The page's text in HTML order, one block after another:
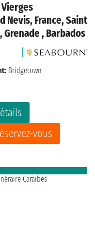
Nevis, France, Saint
, Barbados
vous
Bridgetown